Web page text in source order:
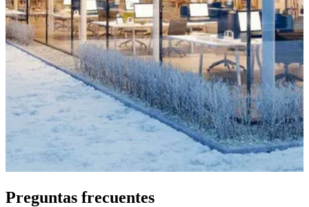
Preguntas frecuentes